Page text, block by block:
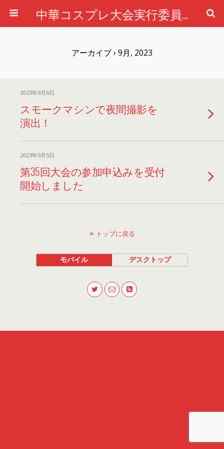
中華コスプレ大会実行委員会公式ホームページ
アーカイブ › 9月, 2023
2023年9月6日
スモークマシンで夜間撮影を
演出！
2023年9月5日
第35回大会の参加申込みを受付
開始しました
トップに戻る
モバイル デスクトップ